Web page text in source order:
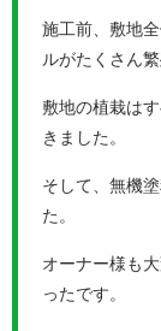
施工前、敷地
ルがたくさん
敷地の植栽は
きました。
そして、無機
た。
オーナー様も
ったです。